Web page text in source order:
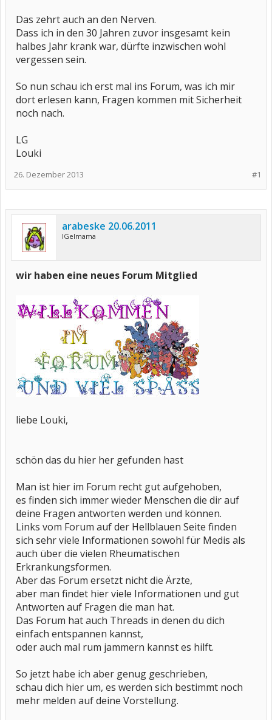
Das zehrt auch an den Nerven.
Dass ich in den 30 Jahren zuvor insgesamt kein
halbes Jahr krank war, dürfte inzwischen wohl
vergessen sein.
So nun schau ich erst mal ins Forum, was ich mir
dort erlesen kann, Fragen kommen mit Sicherheit
noch nach.
LG
Louki
#1
26. Dezember 2013
arabeske 20.06.2011
IGelmama
wir haben eine neues Forum Mitglied
liebe Louki,
schön das du hier her gefunden hast
Man ist hier im Forum recht gut aufgehoben,
es finden sich immer wieder Menschen die dir auf
deine Fragen antworten werden und können.
Links vom Forum auf der Hellblauen Seite finden
sich sehr viele Informationen sowohl für Medis als
auch über die vielen Rheumatischen
Erkrankungsformen.
Aber das Forum ersetzt nicht die Ärzte,
aber man findet hier viele Informationen und gut
Antworten auf Fragen die man hat.
Das Forum hat auch Threads in denen du dich
einfach entspannen kannst,
oder auch mal rum jammern kannst es hilft.
So jetzt habe ich aber genug geschrieben,
schau dich hier um, es werden sich bestimmt noch
mehr melden auf deine Vorstellung.